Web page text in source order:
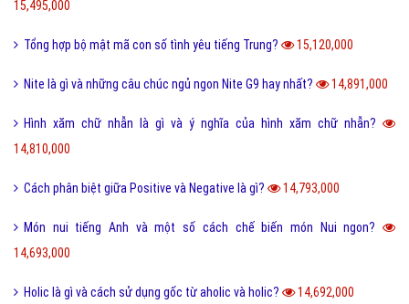
15,495,000
Tổng hợp bộ mật mã con số tình yêu tiếng Trung? 15,120,000
Nite là gì và những câu chúc ngủ ngon Nite G9 hay nhất? 14,891,000
Hình xăm chữ nhẫn là gì và ý nghĩa của hình xăm chữ nhẫn?
14,810,000
Cách phân biệt giữa Positive và Negative là gì? 14,793,000
Món nui tiếng Anh và một số cách chế biến món Nui ngon?
14,693,000
Holic là gì và cách sử dụng gốc từ aholic và holic? 14,692,000